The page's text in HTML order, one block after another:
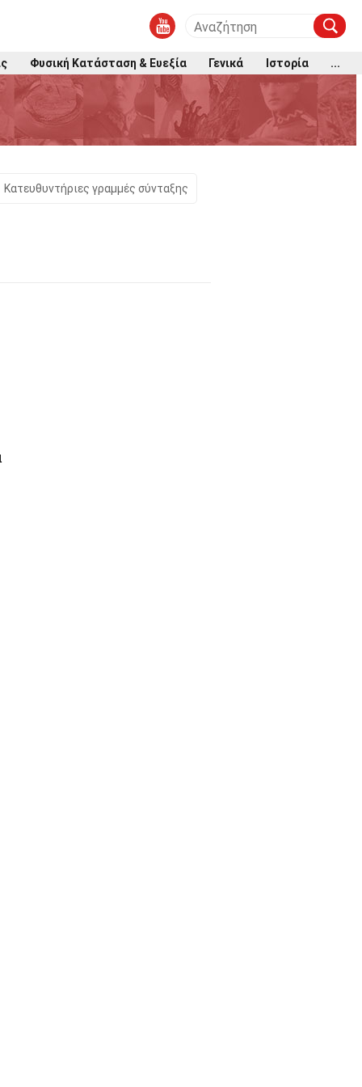
Φυσική Κατάσταση & Ευεξία Γενικά Ιστορία ...
Κατευθυντήριες γραμμές σύνταξης